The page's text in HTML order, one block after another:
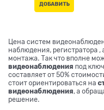
ДОБАВИТЬ
Цена систем
наблюдения, регистратора ,
монтажа. Так что вполне
видеонаблюдения под
составляет от 50%
стоит ориентироваться на
видеонаблюдения, а
решение.